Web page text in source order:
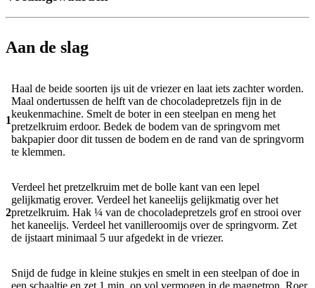
Aan de slag
1
Haal de beide soorten ijs uit de vriezer en laat iets zachter worden.
Maal ondertussen de helft van de chocoladepretzels fijn in de
keukenmachine. Smelt de boter in een steelpan en meng het
pretzelkruim erdoor. Bedek de bodem van de springvom met
bakpapier door dit tussen de bodem en de rand van de springvorm
te klemmen.
2
Verdeel het pretzelkruim met de bolle kant van een lepel
gelijkmatig erover. Verdeel het kaneelijs gelijkmatig over het
pretzelkruim. Hak ¼ van de chocoladepretzels grof en strooi over
het kaneelijs. Verdeel het vanilleroomijs over de springvorm. Zet
de ijstaart minimaal 5 uur afgedekt in de vriezer.
Snijd de fudge in kleine stukjes en smelt in een steelpan of doe in
een schaaltje en zet 1 min. op vol vermogen in de magnetron. Roer